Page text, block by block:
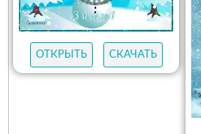
ОТКРЫТЬ СКАЧАТЬ